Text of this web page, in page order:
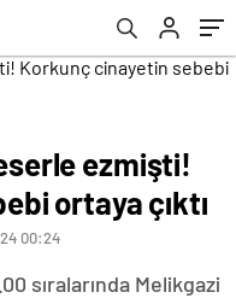
ezmişti!
ortaya çıktı
00:24
sıralarında Melikgazi